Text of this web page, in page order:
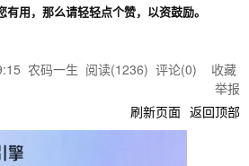
用，那么请轻轻点个赞，以资鼓励。
农码一生 阅读(1236) 评论(0) 收藏
举报
刷新页面 返回顶部